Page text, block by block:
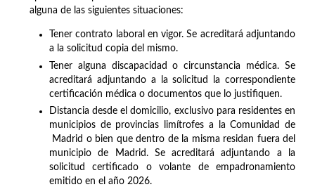
alguna de las siguientes situaciones:
Tener contrato laboral en vigor. Se acreditará adjuntando
a la solicitud copia del mismo.
Tener alguna discapacidad o circunstancia médica. Se
acreditará adjuntando a la solicitud la correspondiente
certificación médica o documentos que lo justifiquen.
Distancia desde el domicilio, exclusivo para residentes en
municipios de provincias limítrofes a la Comunidad de
Madrid o bien que dentro de la misma residan fuera del
municipio de Madrid. Se acreditará adjuntando a la
solicitud certificado o volante de empadronamiento
emitido en el año 2026.